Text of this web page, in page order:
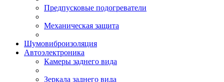
Предпусковые подогреватели
Механическая защита
Шумовиброизоляция
Автоэлектроника
Камеры заднего вида
Зеркала заднего вида